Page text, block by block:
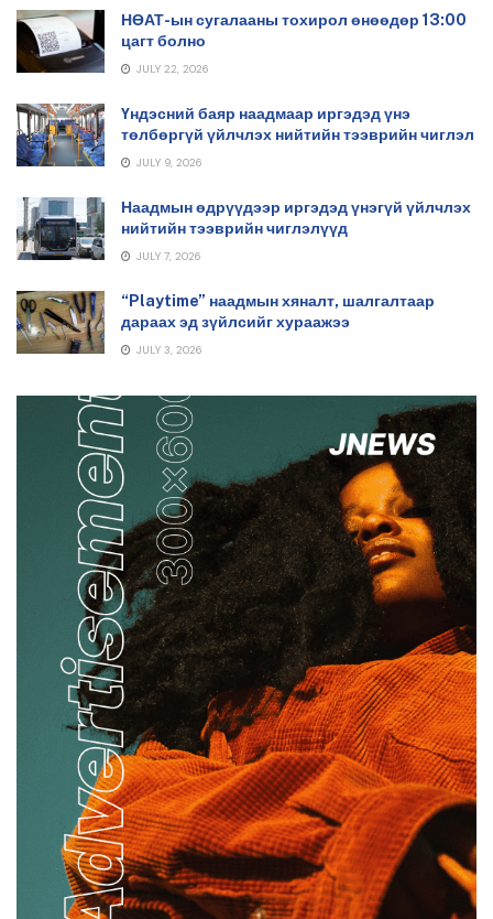
НӨАТ-ын сугалааны тохирол өнөөдөр 13:00
цагт болно
JULY 22, 2026
Үндэсний баяр наадмаар иргэдэд үнэ
төлбөргүй үйлчлэх нийтийн тээврийн чиглэл
JULY 9, 2026
Наадмын өдрүүдээр иргэдэд үнэгүй үйлчлэх
нийтийн тээврийн чиглэлүүд
JULY 7, 2026
“Playtime” наадмын хяналт, шалгалтаар
дараах эд зүйлсийг хураажээ
JULY 3, 2026